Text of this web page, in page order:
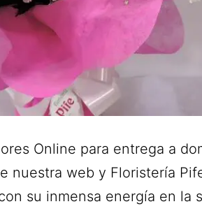
Online para entrega a
nuestra web y Floristería
su inmensa energía en la